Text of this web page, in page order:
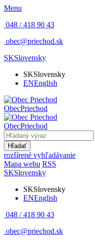
Menu
048 / 418 90 43
obec@priechod.sk
SKSlovensky
SKSlovensky
ENEnglish
ObecPriechod
ObecPriechod
Hľadať
rozšírené vyhľadávanie
Mapa webu RSS
SKSlovensky
SKSlovensky
ENEnglish
048 / 418 90 43
obec@priechod.sk